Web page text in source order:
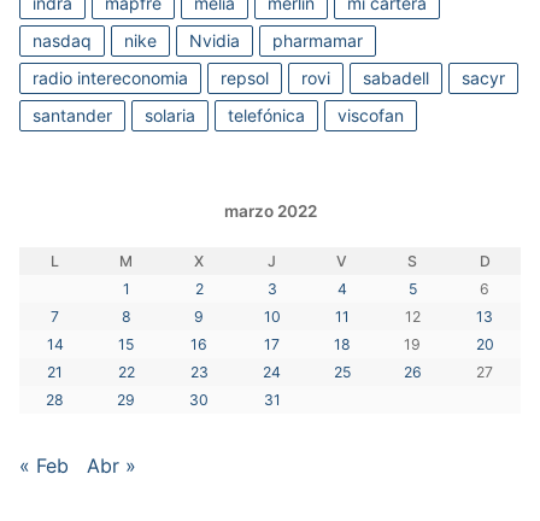
nasdaq
nike Nvidia
pharmamar
radio intereconomia
repsol rovi sabadell
sacyr
santander
solaria telefónica viscofan
marzo 2022
L M X J V S
D
1
2 3 4 5
6
7
8 9 10 11 12
13
14
15 16 17 18 19
20
21
22 23 24 25 26
27
28
29 30 31
« Feb Abr »